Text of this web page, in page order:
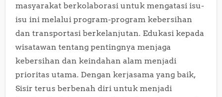
masyarakat berkolaborasi untuk mengatasi isu-
isu ini melalui program-program kebersihan
dan transportasi berkelanjutan. Edukasi kepada
wisatawan tentang pentingnya menjaga
kebersihan dan keindahan alam menjadi
prioritas utama. Dengan kerjasama yang baik,
Sisir terus berbenah diri untuk menjadi